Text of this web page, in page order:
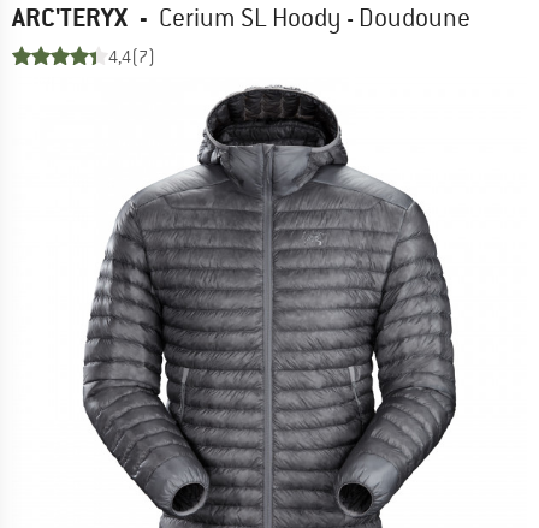
ARC'TERYX - Cerium SL Hoody - Doudoune
4,4(7)